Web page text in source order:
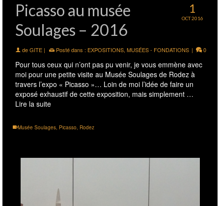
1
OCT 2016
Picasso au musée
Soulages – 2016
deGITE | Posté dans : EXPOSITIONS, MUSÉES - FONDATIONS | 0
Pour tous ceux qui n’ont pas pu venir, je vous emmène avec
moi pour une petite visite au Musée Soulages de Rodez à
travers l’expo « Picasso »… Loin de moi l’idée de faire un
exposé exhaustif de cette exposition, mais simplement …
Lire la suite
Musée Soulages, Picasso, Rodez